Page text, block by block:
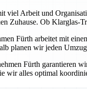
viel Arbeit und
Zuhause. Ob Klarglas-
Fürth arbeitet mit
planen wir jeden
Fürth garantieren
wir alles optimal